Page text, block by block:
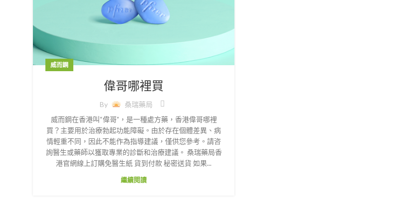
威而鋼
偉哥哪裡買
By
桑瑞藥局
威而鋼在香港叫“偉哥”，是一種處方藥，香港偉哥哪裡
買？主要用於治療勃起功能障礙。由於存在個體差異、病
情輕重不同，因此不能作為指導建議，僅供您參考。請咨
詢醫生或藥師以獲取專業的診斷和治療建議。 桑瑞藥局香
港官網線上訂購免醫生紙 貨到付款 秘密送貨 如果...
繼續閱讀